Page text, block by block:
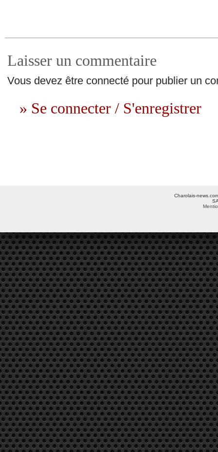
Laisser un commentaire
Vous devez être connecté pour publier un
» Se connecter / S'enregistrer
Charolais-